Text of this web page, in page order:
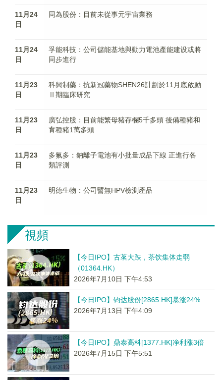
11月24
日
同為股份：目前未從事元宇宙業務
11月24
日
孚能科技：公司儲能基地與動力電池產能建设或將
同步進行
11月23
日
科興制藥：抗新冠藥物SHEN26計劃於11月底啟動
Ⅱ期臨床研究
11月23
日
廣弘控股：目前能繁母豬存欄5千多頭 後備種豬和
育種豬1萬多頭
11月23
日
多氟多：鈉離子電池有小批量成品下線 正進行各
類評測
11月23
日
明德生物：公司暫無HPV檢測產品
視頻
【今日IPO】古茗大跌，茶饮集体走弱
（01364.HK）
2026年7月10日 下午4:53
【今日IPO】钧达股份[2865.HK]暴涨24%
2026年7月13日 下午4:09
【今日IPO】鼎泰高科[1377.HK]净利涨3倍
2026年7月15日 下午5:51